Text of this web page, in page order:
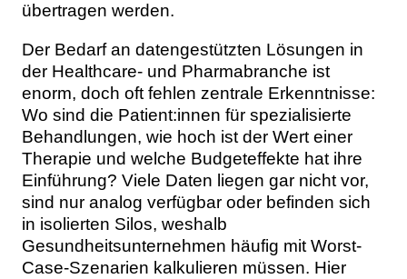
übertragen werden.
Der Bedarf an datengestützten Lösungen in
der Healthcare- und Pharmabranche ist
enorm, doch oft fehlen zentrale Erkenntnisse:
Wo sind die Patient:innen für spezialisierte
Behandlungen, wie hoch ist der Wert einer
Therapie und welche Budgeteffekte hat ihre
Einführung? Viele Daten liegen gar nicht vor,
sind nur analog verfügbar oder befinden sich
in isolierten Silos, weshalb
Gesundheitsunternehmen häufig mit Worst-
Case-Szenarien kalkulieren müssen. Hier